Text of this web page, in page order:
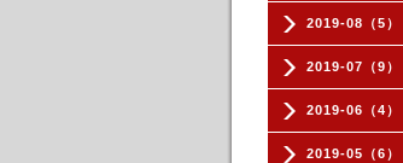
2019-08（5）
2019-07（9）
2019-06（4）
2019-05（6）